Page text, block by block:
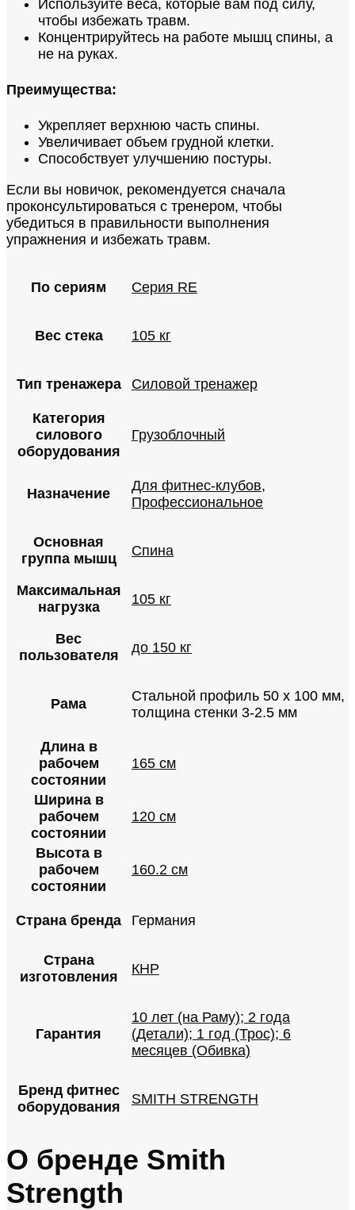
Используйте веса, которые вам под силу,
чтобы избежать травм.
Концентрируйтесь на работе мышц спины, а
не на руках.
Преимущества:
Укрепляет верхнюю часть спины.
Увеличивает объем грудной клетки.
Способствует улучшению постуры.
Если вы новичок, рекомендуется сначала
проконсультироваться с тренером, чтобы
убедиться в правильности выполнения
упражнения и избежать травм.
По сериям Серия RE
Вес стека 105 кг
Тип тренажера Силовой тренажер
Категория
силового
оборудования
Грузоблочный
Назначение Для фитнес-клубов,
Профессиональное
Основная
группа мышц
Спина
Максимальная
нагрузка
105 кг
Вес
пользователя
до 150 кг
Рама
Стальной профиль 50 х 100 мм,
толщина стенки 3-2.5 мм
Длина в
рабочем
состоянии
165 см
Ширина в
рабочем
состоянии
120 см
Высота в
рабочем
состоянии
160.2 см
Страна бренда Германия
Страна
изготовления
КНР
Гарантия
10 лет (на Раму); 2 года
(Детали); 1 год (Трос); 6
месяцев (Обивка)
Бренд фитнес
оборудования
SMITH STRENGTH
О бренде Smith
Strength